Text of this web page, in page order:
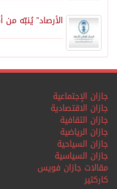
الأرصاد” يُنبّه
جازان الإجتماعية
جازان الاقتصادية
جازان الثقافية
جازان الرياضية
جازان السياحية
جازان السياسية
مقالات جازان فويس
كاركتير